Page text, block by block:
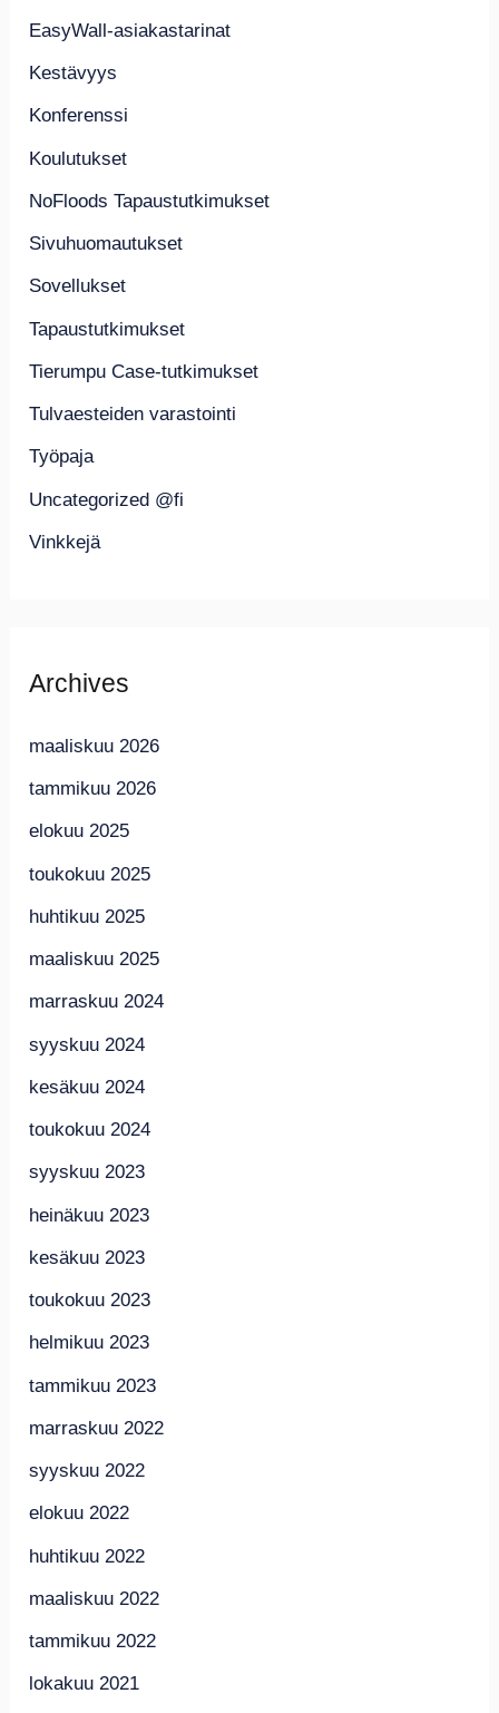
EasyWall-asiakastarinat
Kestävyys
Konferenssi
Koulutukset
NoFloods Tapaustutkimukset
Sivuhuomautukset
Sovellukset
Tapaustutkimukset
Tierumpu Case-tutkimukset
Tulvaesteiden varastointi
Työpaja
Uncategorized @fi
Vinkkejä
Archives
maaliskuu 2026
tammikuu 2026
elokuu 2025
toukokuu 2025
huhtikuu 2025
maaliskuu 2025
marraskuu 2024
syyskuu 2024
kesäkuu 2024
toukokuu 2024
syyskuu 2023
heinäkuu 2023
kesäkuu 2023
toukokuu 2023
helmikuu 2023
tammikuu 2023
marraskuu 2022
syyskuu 2022
elokuu 2022
huhtikuu 2022
maaliskuu 2022
tammikuu 2022
lokakuu 2021